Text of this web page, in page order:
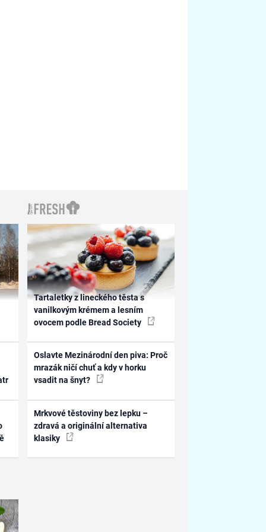
Tartaletky z lineckého těsta s
vanilkovým krémem a lesním
ovocem podle Bread Society
Oslavte Mezinárodní den piva: Proč
mrazák ničí chuť a kdy v horku
vsadit na šnyt?
Mrkvové těstoviny bez lepku –
zdravá a originální alternativa
klasiky